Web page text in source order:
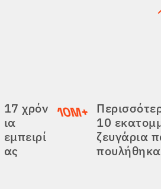
17 χρόν
ια
εμπειρί
ας
10
ζευγάρια